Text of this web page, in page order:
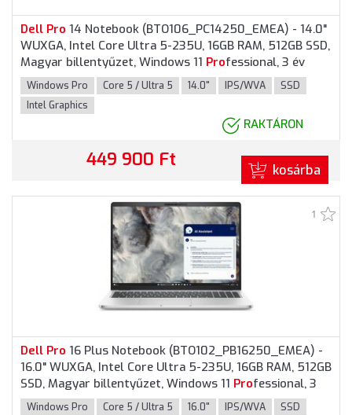
Dell Pro 14 Notebook (BTO106_PC14250_EMEA) - 14.0"
WUXGA, Intel Core Ultra 5-235U, 16GB RAM, 512GB SSD,
Magyar billentyűzet, Windows 11 Professional, 3 év
garancia, Platinaezüst színben
Windows Pro Core 5 / Ultra 5 14.0" IPS/WVA
SSD
Intel Graphics
RAKTÁRON
449 900 Ft kosárba
1
Dell Pro 16 Plus Notebook (BTO102_PB16250_EMEA) -
16.0" WUXGA, Intel Core Ultra 5-235U, 16GB RAM, 512GB
SSD, Magyar billentyűzet, Windows 11 Professional, 3
év garancia, Alumínium színben
Windows Pro Core 5 / Ultra 5 16.0" IPS/WVA
SSD